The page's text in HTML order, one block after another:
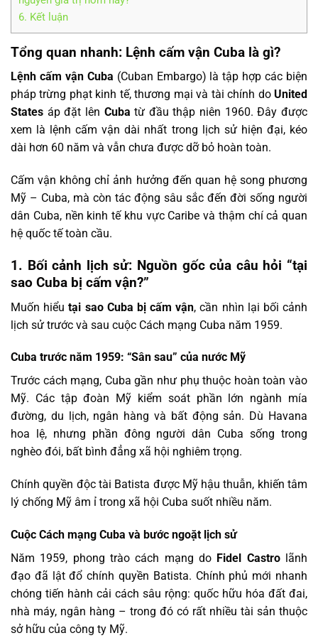
6. Kết luận
Tổng quan nhanh: Lệnh cấm vận Cuba là gì?
Lệnh cấm vận Cuba (Cuban Embargo) là tập hợp các biện
pháp trừng phạt kinh tế, thương mại và tài chính do United
States áp đặt lên Cuba từ đầu thập niên 1960. Đây được
xem là lệnh cấm vận dài nhất trong lịch sử hiện đại, kéo
dài hơn 60 năm và vẫn chưa được dỡ bỏ hoàn toàn.
Cấm vận không chỉ ảnh hưởng đến quan hệ song phương
Mỹ – Cuba, mà còn tác động sâu sắc đến đời sống người
dân Cuba, nền kinh tế khu vực Caribe và thậm chí cả quan
hệ quốc tế toàn cầu.
1. Bối cảnh lịch sử: Nguồn gốc của câu hỏi “tại
sao Cuba bị cấm vận?”
Muốn hiểutại sao Cuba bị cấm vận, cần nhìn lại bối cảnh
lịch sử trước và sau cuộc Cách mạng Cuba năm 1959.
Cuba trước năm 1959: “Sân sau” của nước Mỹ
Trước cách mạng, Cuba gần như phụ thuộc hoàn toàn vào
Mỹ. Các tập đoàn Mỹ kiểm soát phần lớn ngành mía
đường, du lịch, ngân hàng và bất động sản. Dù Havana
hoa lệ, nhưng phần đông người dân Cuba sống trong
nghèo đói, bất bình đẳng xã hội nghiêm trọng.
Chính quyền độc tài Batista được Mỹ hậu thuẫn, khiến tâm
lý chống Mỹ âm ỉ trong xã hội Cuba suốt nhiều năm.
Cuộc Cách mạng Cuba và bước ngoặt lịch sử
Năm 1959, phong trào cách mạng do Fidel Castrolãnh
đạo đã lật đổ chính quyền Batista. Chính phủ mới nhanh
chóng tiến hành cải cách sâu rộng: quốc hữu hóa đất đai,
nhà máy, ngân hàng – trong đó có rất nhiều tài sản thuộc
sở hữu của công ty Mỹ.